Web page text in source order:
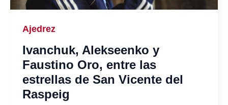
Ajedrez
Ivanchuk, Alekseenko y
Faustino Oro, entre las
estrellas de San Vicente del
Raspeig